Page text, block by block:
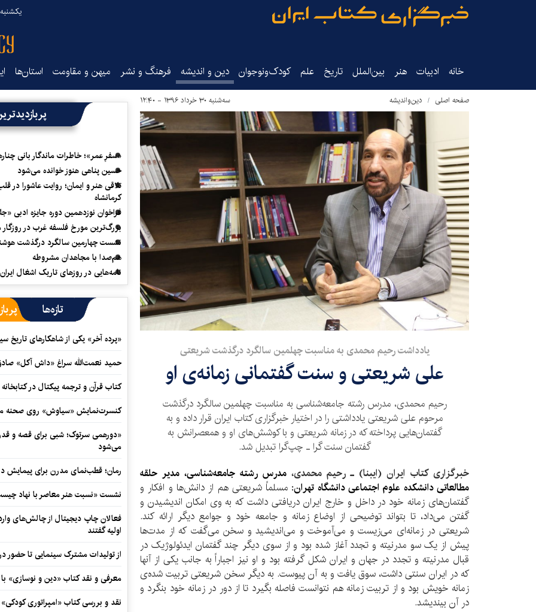
یکشنبه ۱۸ مرداد
خانه ادبیات هنر بین‌الملل تاریخ‌ علم کودک‌ونوجوان دین و اندیشه فرهنگ و نشر میهن و مقاومت استان‌ها
صفحه اصلی دین‌واندیشه سه‌شنبه ۳۰ خرداد ۱۳۹۶ - ۱۲:۴۰
یادداشت رحیم محمدی به مناسبت چهلمین سالگرد درگذشت شریعتی
علی شریعتی و سنت گفتمانی زمانه‌ی او
رحیم محمدی، مدرس رشته جامعه‌شناسی به مناسبت چهلمین سالگرد درگذشت
مرحوم علی شریعتی یادداشتی را در اختیار خبرگزاری کتاب ایران قرار داده و به
گفتمان‌هایی پرداخته که در زمانه شریعتی و با کوشش‌های او و همعصرانش به
گفتمان سنت گرا ـ چپ‌گرا تبدیل شد.
خبرگزاری کتاب ایران (ایبنا) ـ رحیم محمدی،مدرس رشته جامعه‌شناسی، مدیر حلقه
مطالعاتی دانشکده علوم اجتماعی دانشگاه تهران: مسلماً شریعتی هم از دانش‌ها و افکار و
گفتمان‌های زمانه خود در داخل و خارج ایران دریافتی داشت که به وی امکان اندیشیدن و
گفتن می‌داد، تا بتواند توضیحی از اوضاع زمانه و جامعه خود و جوامع دیگر ارائه کند.
شریعتی در زمانه‌ای می‌زیست و می‌آموخت و می‌اندیشید و سخن می‌گفت که از مدت‌ها
پیش از یک سو مدرنیته و تجدد آغاز شده بود و از سوی دیگر چند گفتمان ایدئولوژیک در
قبال مدرنیته و تجدد در جهان و ایران شکل گرفته بود و او نیز اجباراً به جانب یکی از آنها
که در ایران سنتی داشت، سوق یافت و به آن پیوست. به دیگر سخن شریعتی تربیت شده‌ی
زمانه خویش بود و از تربیت زمانه هم نتوانست فاصله بگیرد تا از دور در زمانه خود بنگرد و
در آن بیندیشد.
«سفرِ عمر»؛ خاطرات ماندگار بانی
حسین پناهی هنوز خوانده می‌شود
تلاقی هنر و ایمان؛ روایت عاشورا در
کرمانشاه
فراخوان نوزدهمین دوره جایزه ادبی
بزرگ‌ترین مورخ فلسفه غرب در روزگار
نشست چهارمین سالگرد درگذشت
هم‌صدا با مجاهدان مشروطه
نامه‌هایی در روزهای تاریک اشغال ایران
تازه‌ها
«پرده آخر» یکی از شاهکارهای تاریخ
حمید نعمت‌‏الله سراغ «داش آکل»
کتاب قرآن و ترجمه پیکتال در
کنسرت‌نمایش «سیاوش» روی صحنه
«دورهمی سرتوک؛ شبی برای قصه و
می‌شود
رمان؛ قطب‌نمای مدرن برای پیمایش
نشست «نسبت هنر معاصر با نهاد
فعالان چاپ دیجیتال از چالش‌های
اولیه گفتند
از تولیدات مشترک سینمایی تا حضور
معرفی و نقد کتاب «دین و نوسازی»
نقد و بررسی کتاب «امپراتوری کودکی»